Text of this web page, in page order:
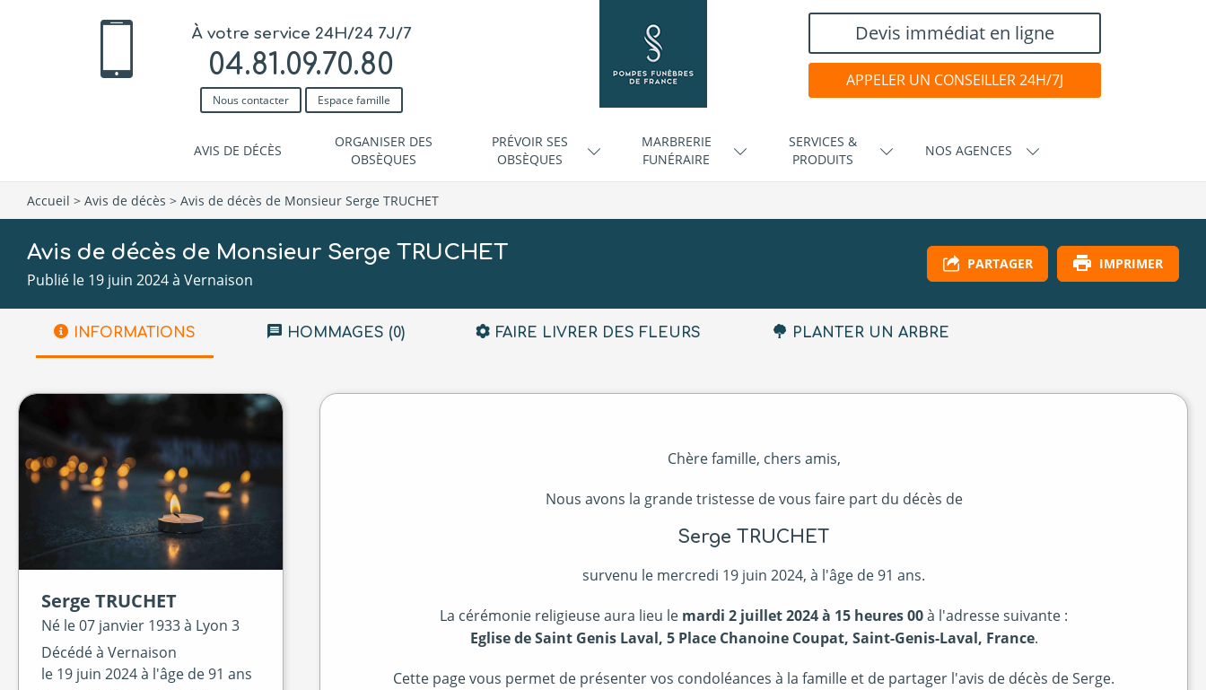
À votre service 24H/24 7J/7
04.81.09.70.80
Nous contacter Espace famille
Devis immédiat en ligne
APPELER UN CONSEILLER 24H/7J
AVIS DE DÉCÈS
ORGANISER DES
OBSÈQUES
PRÉVOIR SES
OBSÈQUES
MARBRERIE
FUNÉRAIRE
SERVICES &
PRODUITS
NOS AGENCES
Accueil > Avis de décès > Avis de décès de Monsieur Serge TRUCHET
Avis de décès de Monsieur Serge TRUCHET
Publié le 19 juin 2024 à Vernaison
PARTAGER IMPRIMER
INFORMATIONS HOMMAGES (0) FAIRE LIVRER DES FLEURS PLANTER UN ARBRE
Serge TRUCHET
Né le07 janvier 1933 à Lyon 3
Décédé à Vernaison
le 19 juin 2024à l'âge de 91 ans
Chère famille, chers amis,
Nous avons la grande tristesse de vous faire part du décès de
Serge TRUCHET
survenu le mercredi 19 juin 2024, à l'âge de 91 ans.
La cérémonie religieuse aura lieu le mardi 2 juillet 2024 à 15 heures 00à l'adresse suivante :
Eglise de Saint Genis Laval, 5 Place Chanoine Coupat, Saint-Genis-Laval, France.
Cette page vous permet de présenter vos condoléances à la famille et de partager l'avis de décès de Serge.